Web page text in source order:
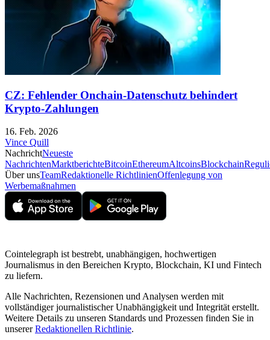
CZ: Fehlender Onchain-Datenschutz behindert
Krypto-Zahlungen
16. Feb. 2026
Vince Quill
NachrichtNeueste
NachrichtenMarktberichteBitcoinEthereumAltcoinsBlockchain
Über unsTeamRedaktionelle RichtlinienOffenlegung von
Werbemaßnahmen
Cointelegraph ist bestrebt, unabhängigen, hochwertigen
Journalismus in den Bereichen Krypto, Blockchain, KI und Fintech
zu liefern.
Alle Nachrichten, Rezensionen und Analysen werden mit
vollständiger journalistischer Unabhängigkeit und Integrität erstellt.
Weitere Details zu unseren Standards und Prozessen finden Sie in
unsererRedaktionellen Richtlinie.